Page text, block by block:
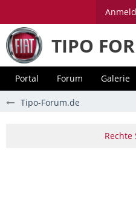
TIPO
Portal Forum Galerie
Tipo-Forum.de